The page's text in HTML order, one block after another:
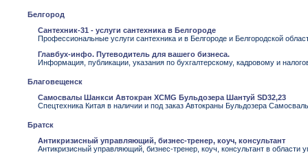
Белгород
Сантехник-31 - услуги сантехника в Белгороде
Профессиональные услуги сантехника и в Белгороде и Белгородской
Главбух-инфо. Путеводитель для вашего бизнеса.
Информация, публикации, указания по бухгалтерскому, кадровому и
Благовещенск
Самосвалы Шанкси Автокран XCMG Бульдозера Шантуй SD32,23
Спецтехника Китая в наличии и под заказ Автокраны Бульдозера
Братск
Антикризисный управляющий, бизнес-тренер, коуч, консультант
Антикризисный управляющий, бизнес-тренер, коуч, консультант в